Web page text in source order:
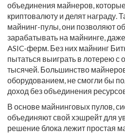
объединения майнеров,
криптовалюту и делят награду.
майнинг-пулы, они позволяют
зарабатывать на майнинге,
ASIC-ферм. Без них майнинг
пытаться выиграть в лотерею с
тысячей. Большинство
оборудованием, не смогли бы
доход без объединения
В основе майнинговых пулов,
объединяют свой хэшрейт для
решение блока лежит простая